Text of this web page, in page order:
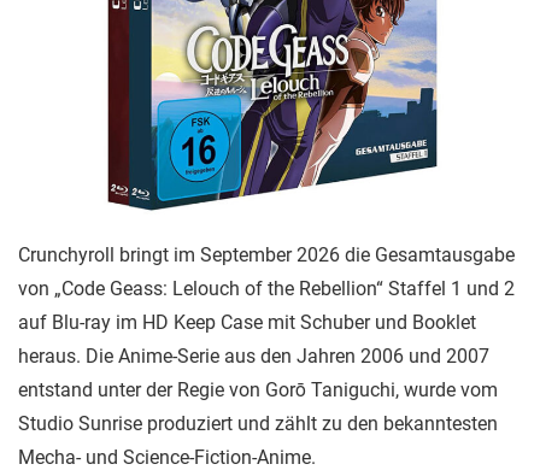
Crunchyroll bringt im September 2026 die Gesamtausgabe
von „Code Geass: Lelouch of the Rebellion“ Staffel 1 und 2
auf Blu-ray im HD Keep Case mit Schuber und Booklet
heraus. Die Anime-Serie aus den Jahren 2006 und 2007
entstand unter der Regie von Gorō Taniguchi, wurde vom
Studio Sunrise produziert und zählt zu den bekanntesten
Mecha- und Science-Fiction-Anime.